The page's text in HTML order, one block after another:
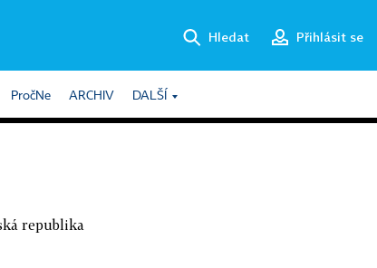
Hledat Přihlásit se
PročNe ARCHIV DALŠÍ
republika